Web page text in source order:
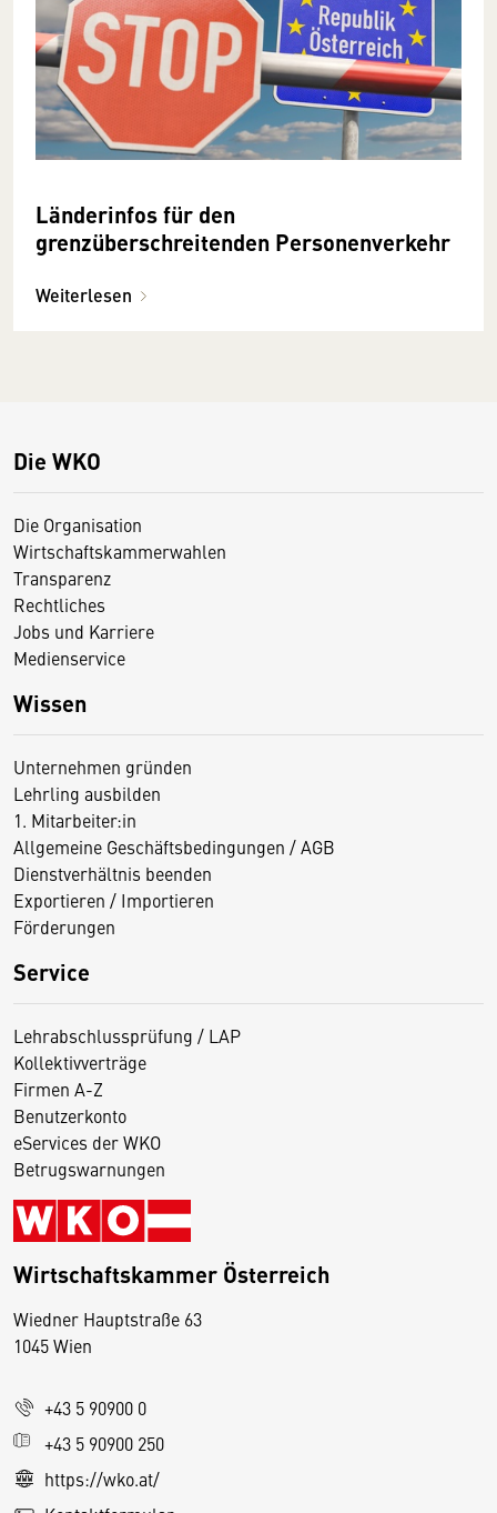
Länderinfos für den
grenzüberschreitenden Personenverkehr
Weiterlesen
Die WKO
Die Organisation
Wirtschaftskammerwahlen
Transparenz
Rechtliches
Jobs und Karriere
Medienservice
Wissen
Unternehmen gründen
Lehrling ausbilden
1. Mitarbeiter:in
Allgemeine Geschäftsbedingungen / AGB
Dienstverhältnis beenden
Exportieren / Importieren
Förderungen
Service
Lehrabschlussprüfung / LAP
Kollektivverträge
Firmen A-Z
Benutzerkonto
eServices der WKO
Betrugswarnungen
Wirtschaftskammer Österreich
Wiedner Hauptstraße 63
1045 Wien
+43 5 90900 0
+43 5 90900 250
https://wko.at/
D
s
e
S
e